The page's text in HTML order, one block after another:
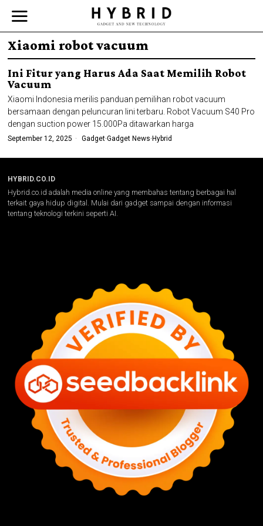
Xiaomi robot vacuum
Ini Fitur yang Harus Ada Saat Memilih Robot
Vacuum
Xiaomi Indonesia merilis panduan pemilihan robot vacuum
bersamaan dengan peluncuran lini terbaru. Robot Vacuum S40 Pro
dengan suction power 15.000Pa ditawarkan harga
September 12, 2025 Gadget·Gadget News· Hybrid
HYBRID.CO.ID
Hybrid.co.id adalah media online yang membahas tentang berbagai hal
terkait gaya hidup digital. Mulai dari gadget sampai dengan informasi
tentang teknologi terkini seperti AI.